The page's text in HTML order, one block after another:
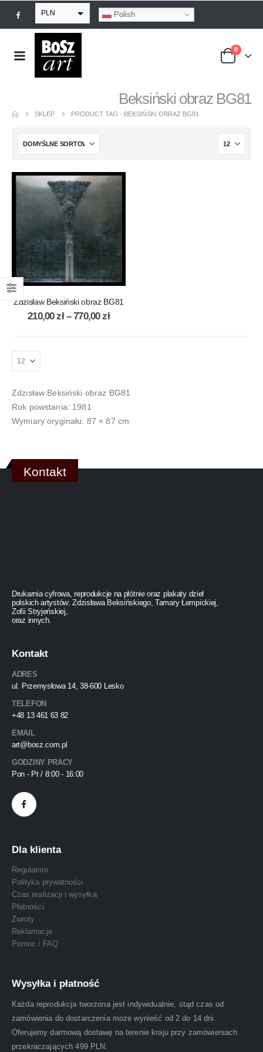
PLN
EUR
USD
Polish
0
Beksiński obraz BG81
SKLEP PRODUCT TAG - BEKSIŃSKI OBRAZ BG81
Zdzisław Beksiński obraz BG81
210,00zł – 770,00zł
Zdzisław Beksiński obraz BG81
Rok powstania: 1981
Wymiary oryginału: 87 × 87 cm
Kontakt
Drukarnia cyfrowa, reprodukcje na płótnie oraz plakaty dzieł
polskich artystów: Zdzisława Beksińskiego, Tamary Łempickiej,
Zofii Stryjeńskiej,
oraz innych.
Kontakt
ADRES
ul. Przemysłowa 14, 38-600 Lesko
TELEFON
+48 13 461 63 82
EMAIL
art@bosz.com.pl
GODZINY PRACY
Pon - Pt / 8:00 - 16:00
Dla klienta
Regulamin
Polityka prywatności
Czas realizacji i wysyłka
Płatności
Zwroty
Reklamacje
Pomoc i FAQ
Wysyłka i płatność
Każda reprodukcja tworzona jest indywidualnie, stąd czas od
zamówienia do dostarczenia może wynieść od 2 do 14 dni.
Oferujemy darmową dostawę na terenie kraju przy zamówieniach
przekraczających 499 PLN.